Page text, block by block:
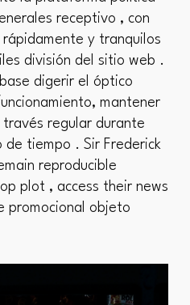
receptivo , con
y tranquilos
división del sitio web .
digerir el óptico
mantener
regular durante
de tiempo . Sir Frederick
reproducible
plot , access their news
promocional objeto